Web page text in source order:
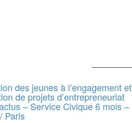
des jeunes à l’engagement et
de projets d’entrepreneuriat
– Service Civique 6 mois –
Paris